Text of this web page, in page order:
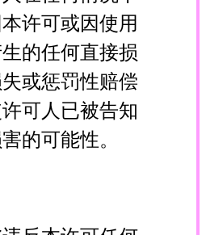
许可或因使用
的任何直接损
或惩罚性赔偿
可人已被告知
的可能性。